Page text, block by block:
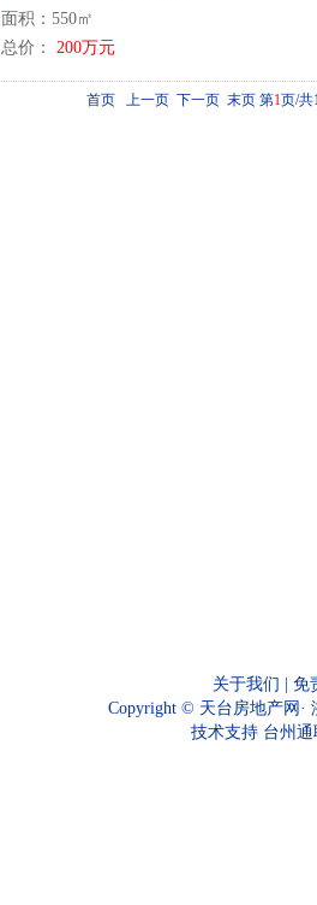
面积：550㎡
总价： 200万元
首页 上一页 下一页 末页第1页/共
关于我们 |免
Copyright © 天台房地产网 ·
技术支持 台州